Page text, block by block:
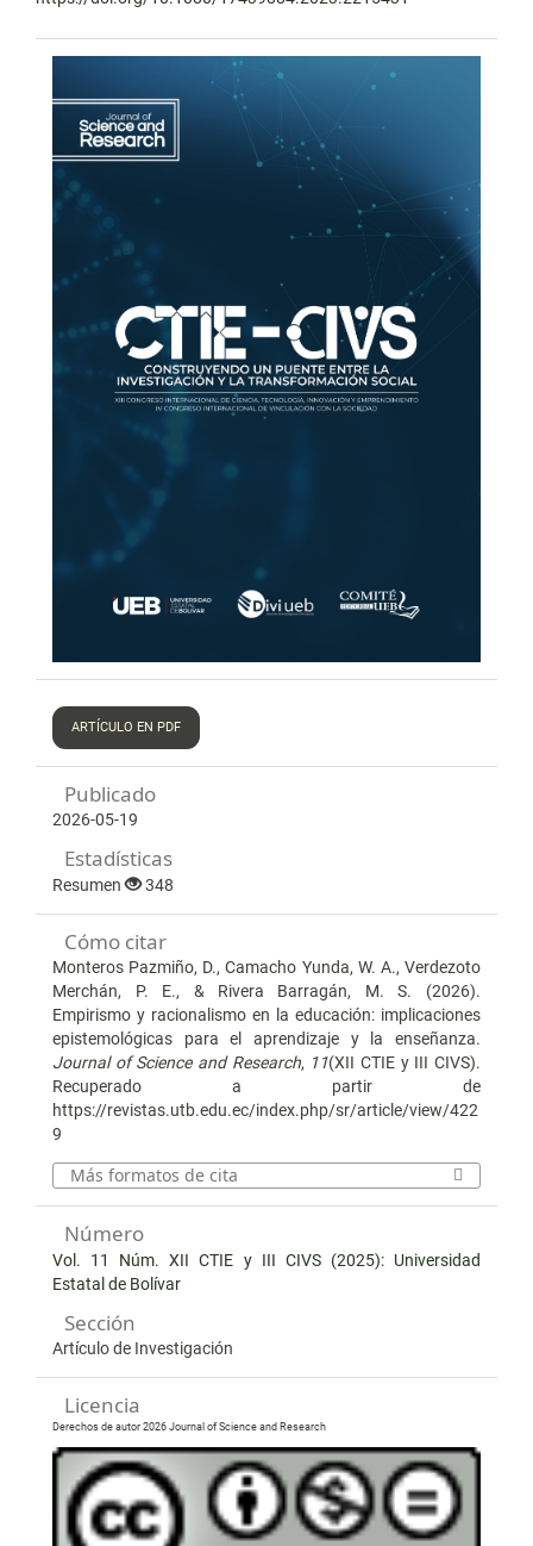
ARTÍCULO EN PDF
Publicado
2026-05-19
Estadísticas
Resumen 348
Cómo citar
Monteros Pazmiño, D., Camacho Yunda, W. A., Verdezoto
Merchán, P. E., & Rivera Barragán, M. S. (2026).
Empirismo y racionalismo en la educación: implicaciones
epistemológicas para el aprendizaje y la enseñanza.
Journal of Science and Research, 11(XII CTIE y III CIVS).
Recuperado a partir de
https://revistas.utb.edu.ec/index.php/sr/article/view/422
9
Más formatos de cita
Número
Vol. 11 Núm. XII CTIE y III CIVS (2025): Universidad
Estatal de Bolívar
Sección
Artículo de Investigación
Licencia
Derechos de autor 2026 Journal of Science and Research